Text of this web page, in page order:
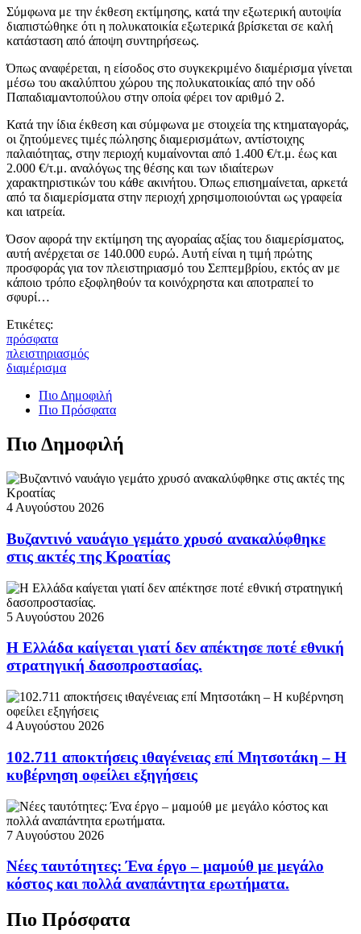
Σύμφωνα με την έκθεση εκτίμησης, κατά την εξωτερική αυτοψία
διαπιστώθηκε ότι η πολυκατοικία εξωτερικά βρίσκεται σε καλή
κατάσταση από άποψη συντηρήσεως.
Όπως αναφέρεται, η είσοδος στο συγκεκριμένο διαμέρισμα γίνεται
μέσω του ακαλύπτου χώρου της πολυκατοικίας από την οδό
Παπαδιαμαντοπούλου στην οποία φέρει τον αριθμό 2.
Κατά την ίδια έκθεση και σύμφωνα με στοιχεία της κτηματαγοράς,
οι ζητούμενες τιμές πώλησης διαμερισμάτων, αντίστοιχης
παλαιότητας, στην περιοχή κυμαίνονται από 1.400 €/τ.μ. έως και
2.000 €/τ.μ. αναλόγως της θέσης και των ιδιαίτερων
χαρακτηριστικών του κάθε ακινήτου. Όπως επισημαίνεται, αρκετά
από τα διαμερίσματα στην περιοχή χρησιμοποιούνται ως γραφεία
και ιατρεία.
Όσον αφορά την εκτίμηση της αγοραίας αξίας του διαμερίσματος,
αυτή ανέρχεται σε 140.000 ευρώ. Αυτή είναι η τιμή πρώτης
προσφοράς για τον πλειστηριασμό του Σεπτεμβρίου, εκτός αν με
κάποιο τρόπο εξοφληθούν τα κοινόχρηστα και αποτραπεί το
σφυρί…
Ετικέτες:
πρόσφατα
πλειστηριασμός
διαμέρισμα
Πιο Δημοφιλή
Πιο Πρόσφατα
Πιο Δημοφιλή
4 Αυγούστου 2026
Βυζαντινό ναυάγιο γεμάτο χρυσό ανακαλύφθηκε
στις ακτές της Κροατίας
5 Αυγούστου 2026
Η Ελλάδα καίγεται γιατί δεν απέκτησε ποτέ εθνική
στρατηγική δασοπροστασίας.
4 Αυγούστου 2026
102.711 αποκτήσεις ιθαγένειας επί Μητσοτάκη – Η
κυβέρνηση οφείλει εξηγήσεις
7 Αυγούστου 2026
Νέες ταυτότητες: Ένα έργο – μαμούθ με μεγάλο
κόστος και πολλά αναπάντητα ερωτήματα.
Πιο Πρόσφατα